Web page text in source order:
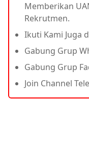
Memberikan
Rekrutmen.
Ikuti Kami Juga
Gabung Grup
Gabung Grup
Join Channel